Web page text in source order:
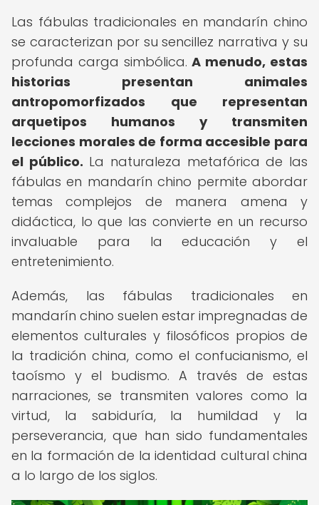
Las fábulas tradicionales en mandarín chino
se caracterizan por su sencillez narrativa y su
profunda carga simbólica.A menudo, estas
historias presentan animales
antropomorfizados que representan
arquetipos humanos y transmiten
lecciones morales de forma accesible para
el público. La naturaleza metafórica de las
fábulas en mandarín chino permite abordar
temas complejos de manera amena y
didáctica, lo que las convierte en un recurso
invaluable para la educación y el
entretenimiento.
Además, las fábulas tradicionales en
mandarín chino suelen estar impregnadas de
elementos culturales y filosóficos propios de
la tradición china, como el confucianismo, el
taoísmo y el budismo. A través de estas
narraciones, se transmiten valores como la
virtud, la sabiduría, la humildad y la
perseverancia, que han sido fundamentales
en la formación de la identidad cultural china
a lo largo de los siglos.